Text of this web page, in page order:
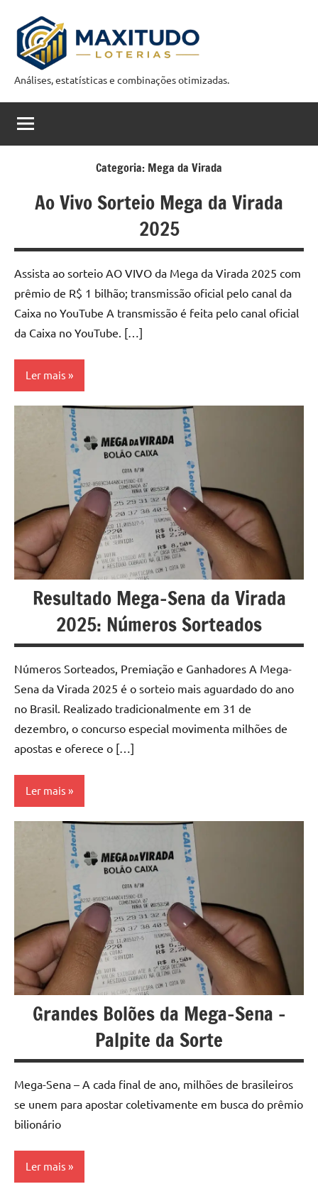
para
conteúdo
M
a
x
d
o
C
u
r
o
l
i
n
Análises, estatísticas e combinações otimizadas.
Categoria: Mega da Virada
Ao Vivo Sorteio Mega da Virada
2025
Assista ao sorteio AO VIVO da Mega da Virada 2025 com
prêmio de R$ 1 bilhão; transmissão oficial pelo canal da
Caixa no YouTube A transmissão é feita pelo canal oficial
da Caixa no YouTube. […]
Ler mais
Mega
Resultado Mega-Sena da Virada
2025: Números Sorteados
Números Sorteados, Premiação e Ganhadores A Mega-
Sena da Virada 2025 é o sorteio mais aguardado do ano
no Brasil. Realizado tradicionalmente em 31 de
dezembro, o concurso especial movimenta milhões de
apostas e oferece o […]
Ler mais
Mega
Grandes Bolões da Mega-Sena –
Palpite da Sorte
Mega-Sena – A cada final de ano, milhões de brasileiros
se unem para apostar coletivamente em busca do prêmio
bilionário
Ler mais